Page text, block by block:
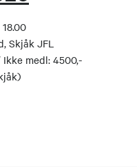
Skjåk JFL
medl: 4500,-